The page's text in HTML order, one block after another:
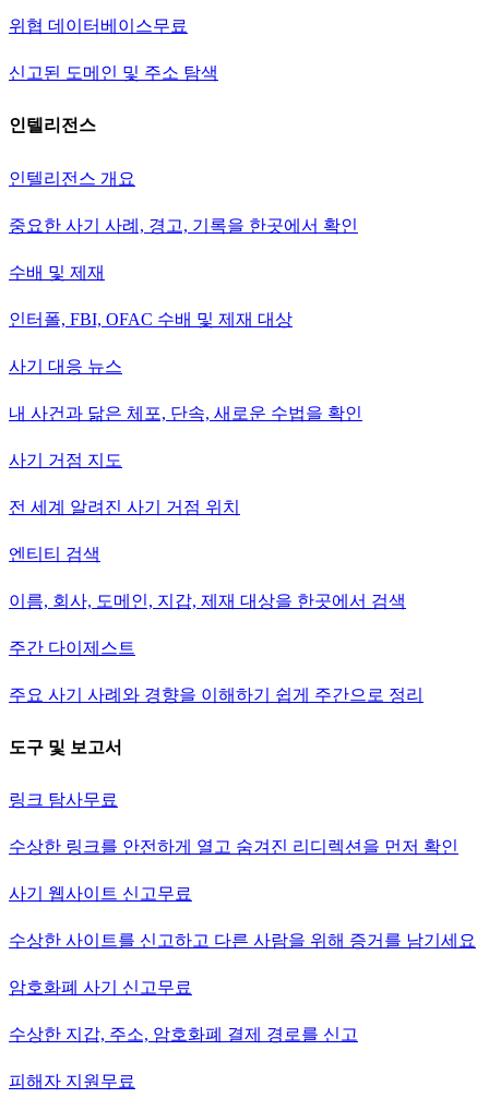
위협 데이터베이스무료
신고된 도메인 및 주소 탐색
인텔리전스
인텔리전스 개요
중요한 사기 사례, 경고, 기록을 한곳에서 확인
수배 및 제재
인터폴, FBI, OFAC 수배 및 제재 대상
사기 대응 뉴스
내 사건과 닮은 체포, 단속, 새로운 수법을 확인
사기 거점 지도
전 세계 알려진 사기 거점 위치
엔티티 검색
이름, 회사, 도메인, 지갑, 제재 대상을 한곳에서 검색
주간 다이제스트
주요 사기 사례와 경향을 이해하기 쉽게 주간으로 정리
도구 및 보고서
링크 탐사무료
수상한 링크를 안전하게 열고 숨겨진 리디렉션을 먼저 확인
사기 웹사이트 신고무료
수상한 사이트를 신고하고 다른 사람을 위해 증거를 남기세요
암호화폐 사기 신고무료
수상한 지갑, 주소, 암호화폐 결제 경로를 신고
피해자 지원 무료